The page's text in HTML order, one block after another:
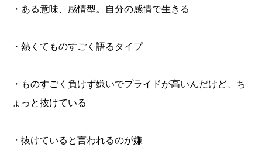
・ある意味、感情型。自分の感情で生きる
・熱くてものすごく語るタイプ
・ものすごく負けず嫌いでプライドが高いんだけど、ち
ょっと抜けている
・抜けていると言われるのが嫌